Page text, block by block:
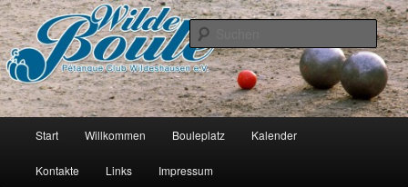
Zum
primären
Inhalt
springenWilde Boule
Pétanque Verein
Start Willkommen Bouleplatz Kalender
Kontakte Links Impressum